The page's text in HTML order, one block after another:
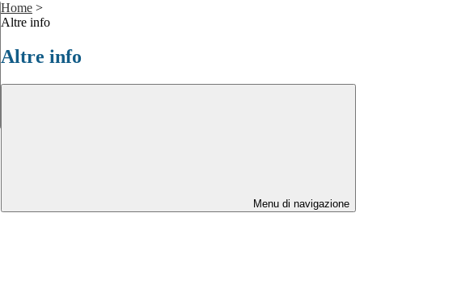
Home >
Altre info
Altre info
Menu di navigazione